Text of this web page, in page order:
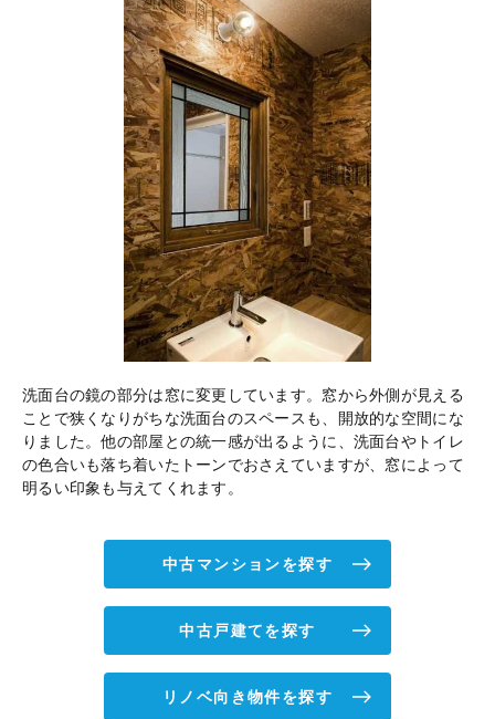
洗面台の鏡の部分は窓に変更しています。窓から外側が見える
ことで狭くなりがちな洗面台のスペースも、開放的な空間にな
りました。他の部屋との統一感が出るように、洗面台やトイレ
の色合いも落ち着いたトーンでおさえていますが、窓によって
明るい印象も与えてくれます。
中古マンションを探す
中古戸建てを探す
リノベ向き物件を探す